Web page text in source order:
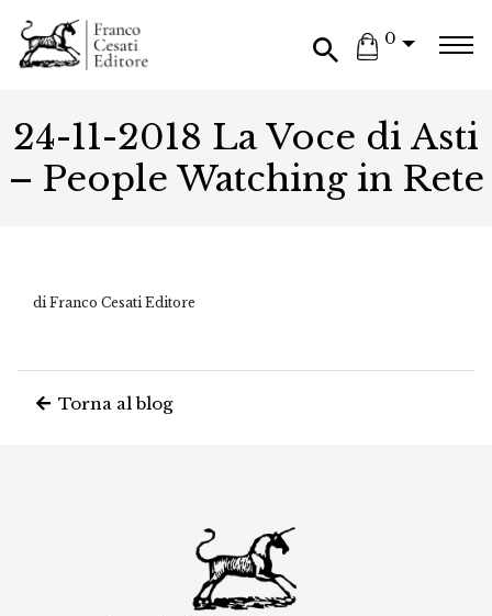
0
24-11-2018 La Voce di Asti
– People Watching in Rete
di Franco Cesati Editore
Torna al blog